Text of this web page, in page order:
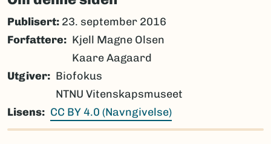
Publisert: 23. september 2016
Forfattere
Kjell Magne Olsen
Kaare Aagaard
Utgiver
Biofokus
NTNU Vitenskapsmuseet
Lisens
CC BY 4.0 (Navngivelse)